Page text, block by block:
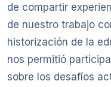
de compartir
de nuestro trabajo
historización de la
nos permitió
sobre los desafíos